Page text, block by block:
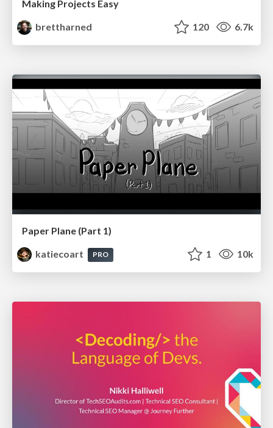
Making Projects Easy
brettharned
120 6.7k
Paper Plane (Part 1)
katiecoart
PRO 1 10k